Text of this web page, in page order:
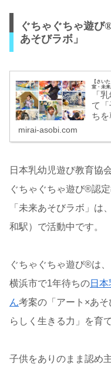
ぐちゃぐちゃ遊
あそびラボ」
【さい
室・未
「
て
ち
造
す。
mirai-asobi.com
日本乳幼児遊び教育協
ぐちゃぐちゃ遊び®認
「未来あそびラボ」は
和駅）で活動中です。
ぐちゃぐちゃ遊び®は、
横浜市で1年待ちの日
ん考案の「アート×あ
らしく生きる力」を育
子供をありのまま認め